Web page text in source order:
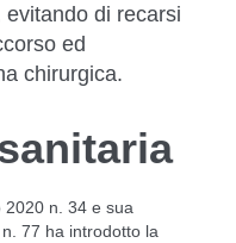
di recarsi
ed
chirurgica.
2020 n. 34 e sua
77 ha introdotto la